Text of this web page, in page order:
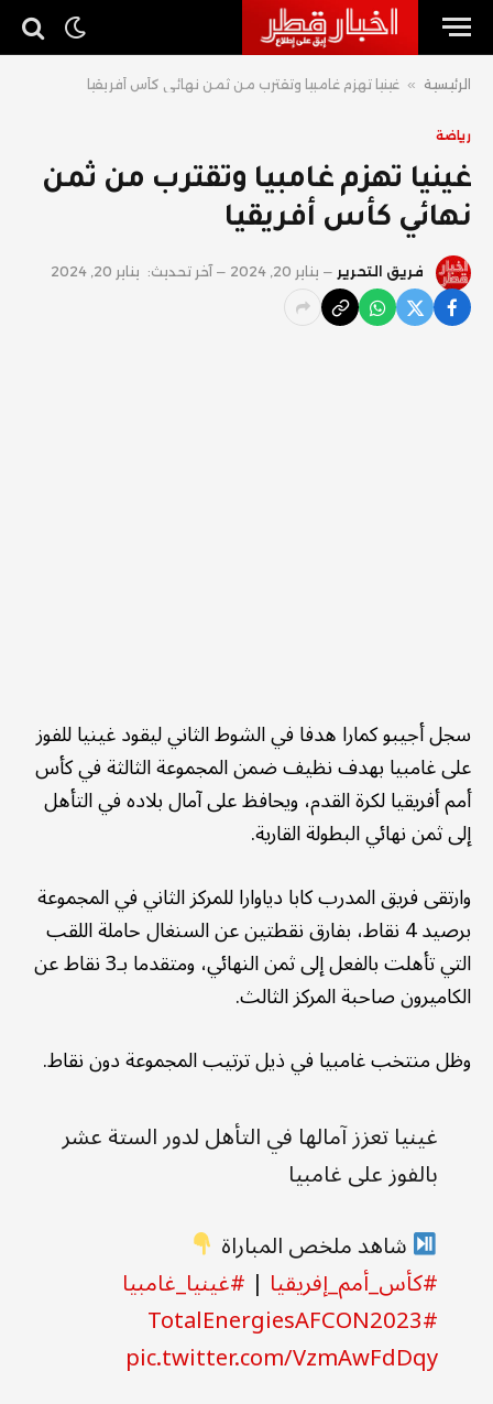
الرئيسية » غينيا تهزم غامبيا وتقترب من ثمن نهائي كأس أفريقيا
رياضة
غينيا تهزم غامبيا وتقترب من ثمن
نهائي كأس أفريقيا
فريق التحرير يناير 20, 2024 آخر تحديث: يناير 20, 2024
سجل أجيبو كمارا هدفا في الشوط الثاني ليقود غينيا للفوز
على غامبيا بهدف نظيف ضمن المجموعة الثالثة في كأس
أمم أفريقيا لكرة القدم، ويحافظ على آمال بلاده في التأهل
إلى ثمن نهائي البطولة القارية.
وارتقى ‬‬‬‬‬‬‬فريق المدرب كابا دياوارا للمركز الثاني في المجموعة
برصيد 4 نقاط، بفارق نقطتين عن السنغال حاملة اللقب
التي تأهلت بالفعل إلى ثمن النهائي، ومتقدما بـ3 نقاط عن
الكاميرون صاحبة المركز الثالث.
وظل منتخب غامبيا في ذيل ترتيب المجموعة دون نقاط.
غينيا تعزز آمالها في التأهل لدور الستة عشر
بالفوز على غامبيا
شاهد ملخص المباراة
#كأس_أمم_إفريقيا | #غينيا_غامبيا
#TotalEnergiesAFCON2023
pic.twitter.com/VzmAwFdDqy